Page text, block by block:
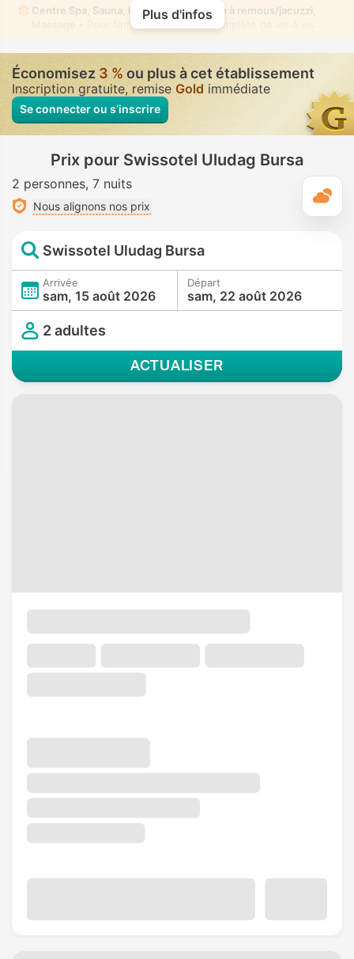
Centre Spa, Sauna, Bain de vapeur, Bain à remous/jacuzzi,
• Pour femmes • Absence complète de vis à vis
Plus d'infos
Économisez3 %ou plus à cet établissement
Inscription gratuite, remise Gold immédiate
Se connecter ou s’inscrire
Prix pour Swissotel Uludag Bursa
2 personnes 7 nuits
Nous alignons nos prix
Swissotel Uludag Bursa
Arrivée
sam, 15 août 2026
Départ
sam, 22 août 2026
2 adultes
ACTUALISER